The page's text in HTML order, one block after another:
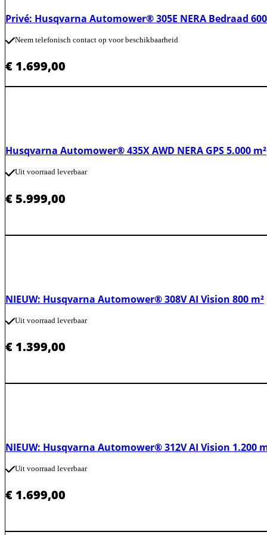
Privé: Husqvarna Automower® 305E NERA Bedraad
Neem telefonisch contact op voor beschikbaarheid
€ 1.699,00
Husqvarna Automower® 435X AWD NERA GPS 5.000 m²
Uit voorraad leverbaar
€ 5.999,00
NIEUW: Husqvarna Automower® 308V AI Vision 800 m²
Uit voorraad leverbaar
€ 1.399,00
NIEUW: Husqvarna Automower® 312V AI Vision 1.200
Uit voorraad leverbaar
€ 1.699,00